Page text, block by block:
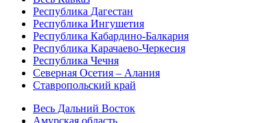
Республика Дагестан
Республика Ингушетия
Республика Кабардино-Балкария
Республика Карачаево-Черкесия
Республика Чечня
Северная Осетия – Алания
Ставропольский край
Весь Дальний Восток
Амурская область